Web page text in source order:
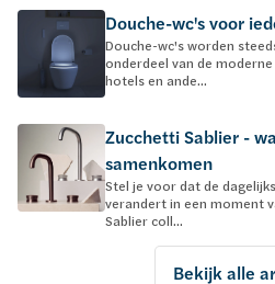
Douche-wc's voor
Douche-wc's worden
onderdeel van de
hotels en ande...
Zucchetti Sablier -
samenkomen
Stel je voor dat de
verandert in een moment
Sablier coll...
Bekijk alle